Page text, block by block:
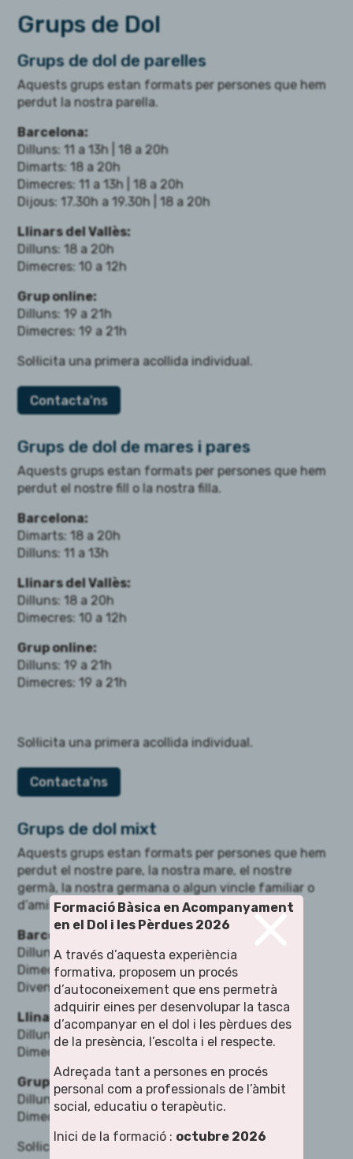
Grups de Dol
Grups de dol de parelles
Aquests grups estan formats per persones que hem
perdut la nostra parella.
Barcelona:
Dilluns: 11 a 13h | 18 a 20h
Dimarts: 18 a 20h
Dimecres: 11 a 13h | 18 a 20h
Dijous: 17.30h a 19.30h | 18 a 20h
Llinars del Vallès:
Dilluns: 18 a 20h
Dimecres: 10 a 12h
Grup online:
Dilluns: 19 a 21h
Dimecres: 19 a 21h
Sol·licita una primera acollida individual.
Contacta'ns
Grups de dol de mares i pares
Aquests grups estan formats per persones que hem
perdut el nostre fill o la nostra filla.
Barcelona:
Dimarts: 18 a 20h
Dilluns: 11 a 13h
Llinars del Vallès:
Dilluns: 18 a 20h
Dimecres: 10 a 12h
Grup online:
Dilluns: 19 a 21h
Dimecres: 19 a 21h
Sol·licita una primera acollida individual.
Contacta'ns
Grups de dol mixt
Aquests grups estan formats per persones que hem
perdut el nostre pare, la nostra mare, el nostre
germà, la nostra germana o algun vincle familiar o
d’amistatsignificatius.
Barcelona
Dilluns i dimarts: 18 a 20h
Dimecres i dijous: 11h a 13h
Divendres: 17.30h a 19.30h
Llinars del Vallès:
Dilluns: 18 a 20h
Dimecres: 10 a 12h
Grup online:
Dilluns: 19 a 21h
Dimecres: 19 a 21h
Sol·licita una primera acollida individual.
×
Formació Bàsica en Acompanyament
en el Dol i les Pèrdues 2026
A través d’aquesta experiència
formativa, proposem un procés
d’autoconeixement que ens permetrà
adquirir eines per desenvolupar la tasca
d’acompanyar en el dol i les pèrdues des
de la presència, l’escolta i el respecte.
Adreçada tant a persones en procés
personal com a professionals de l’àmbit
social, educatiu o terapèutic.
Inici de la formació : octubre 2026